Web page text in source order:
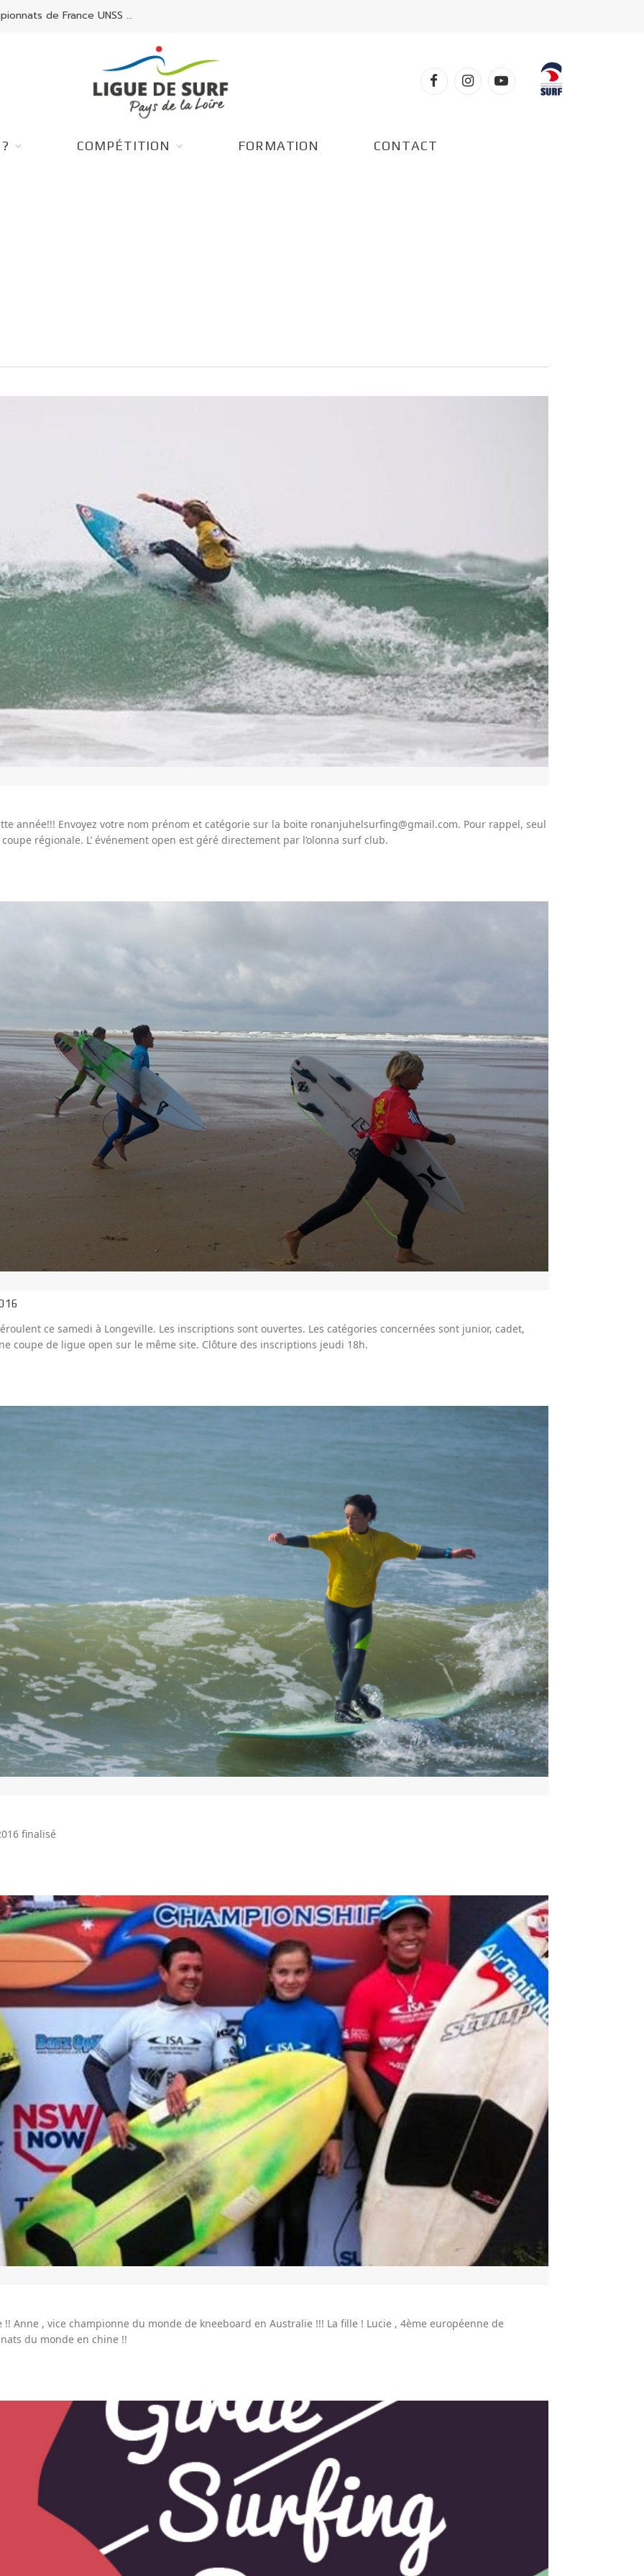
Les Pays de la Loire brillent aux Championnats de France UNSS Surf.
FacebookInstagramYouTube
COMPÉTITION FORMATION CONTACT
année!!! Envoyez votre nom prénom et catégorie sur la boite ronanjuhelsurfing@gmail.com. Pour rappel, seul
régionale. L’ événement open est géré directement par l’olonna surf club.
ce samedi à Longeville. Les inscriptions sont ouvertes. Les catégories concernées sont junior, cadet,
coupe de ligue open sur le même site. Clôture des inscriptions jeudi 18h.
finalisé
Anne , vice championne du monde de kneeboard en Australie !!! La fille ! Lucie , 4ème européenne de
du monde en chine !!